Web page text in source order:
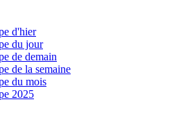
d'hier
du jour
de demain
de la semaine
du mois
2025